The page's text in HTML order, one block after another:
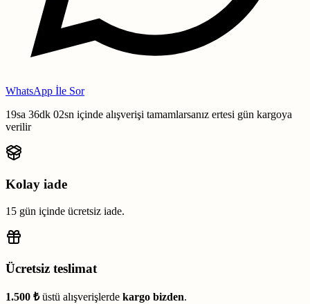
WhatsApp İle Sor
19sa 36dk 01sn içinde alışverişi tamamlarsanız ertesi gün kargoya
verilir
Kolay iade
15 gün içinde ücretsiz iade.
Ücretsiz teslimat
1.500 ₺üstü alışverişlerde kargo bizden.